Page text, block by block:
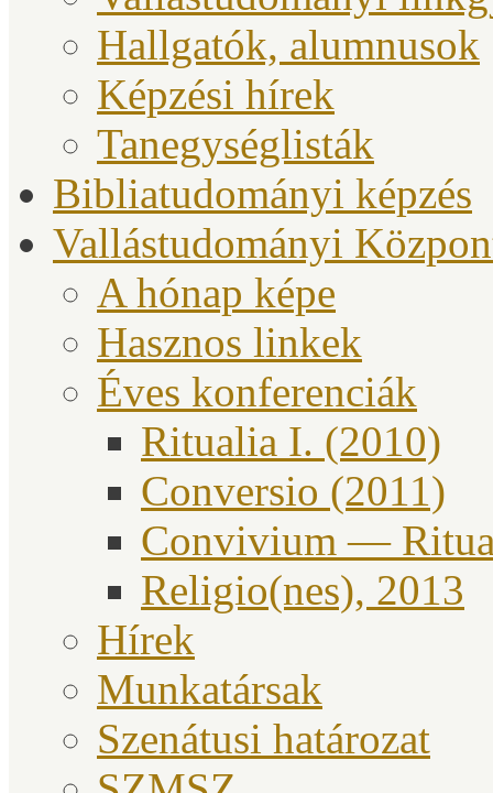
Hallgatók, alumnusok
Képzési hírek
Tanegységlisták
Bibliatudományi képzés
Vallástudományi
A hónap képe
Hasznos linkek
Éves konferenciák
Ritualia I. (2010)
Conversio (2011)
Convivium —
Religio(nes), 2013
Hírek
Munkatársak
Szenátusi határozat